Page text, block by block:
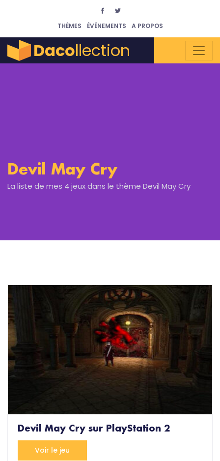
THÈMES ÉVÉNEMENTS A PROPOS
Dacollection
Devil May Cry
La liste de mes 4 jeux dans le thème Devil May Cry
Devil May Cry sur PlayStation 2
Voir le jeu